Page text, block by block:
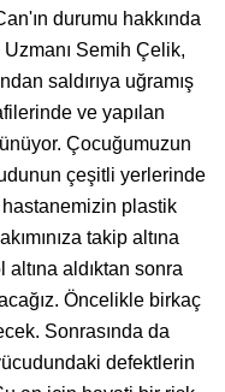
durumu hakkında
Semih Çelik,
saldırıya uğramış
ve yapılan
Çocuğumuzun
çeşitli yerlerinde
plastik
takip altına
aldıktan sonra
Öncelikle birkaç
Sonrasında da
defektlerin